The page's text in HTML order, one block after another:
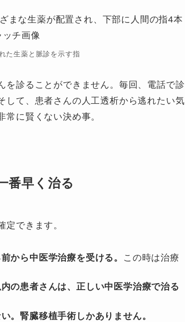
た生薬と脈診を示す指
を診ることができません。毎回、電話で診
して、患者さんの人工透析から逃れたい気
に賢くない決め事。
番早く治る
できます。
から中医学治療を受ける。
この時は治療
の患者さんは、正しい中医学治療で治る
。腎臓移植手術しかありません。